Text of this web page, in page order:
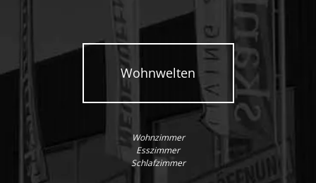
Wohnwelten
Wohnzimmer
Esszimmer
Schlafzimmer